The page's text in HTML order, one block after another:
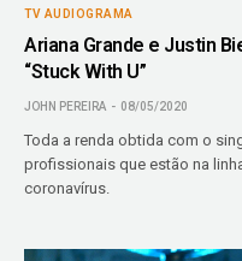
TV AUDIOGRAMA
Ariana Grande e Justin
“Stuck With U”
JOHN PEREIRA 08/05/2020
Toda a renda obtida com o
profissionais que estão na
coronavírus.